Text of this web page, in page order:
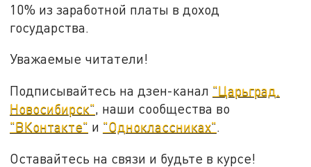
10% из заработной платы в доход
государства.
Уважаемые читатели!
Подписывайтесь на дзен-канал "Царьград.
Новосибирск", наши сообщества во
"ВКонтакте" и "Одноклассниках".
Оставайтесь на связи и будьте в курсе!